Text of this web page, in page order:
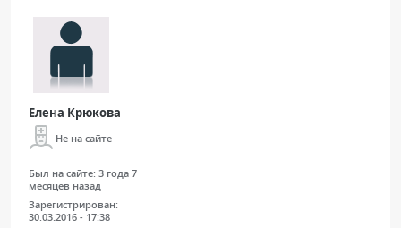
Елена Крюкова
Не на сайте
Был на сайте: 3 года 7
месяцев назад
Зарегистрирован:
30.03.2016 - 17:38